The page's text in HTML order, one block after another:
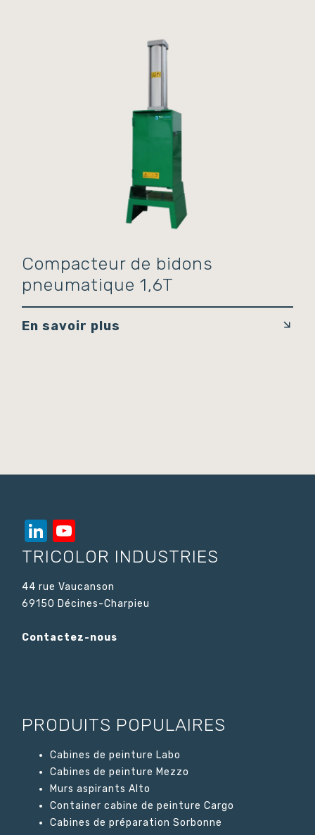
Compacteur de bidons
pneumatique 1,6T
En savoir plus
LinkedIn
Channel
TRICOLOR INDUSTRIES
44 rue Vaucanson
69150 Décines-Charpieu
Contactez-nous
PRODUITS POPULAIRES
Cabines de peinture Labo
Cabines de peinture Mezzo
Murs aspirants Alto
Container cabine de peinture Cargo
Cabines de préparation Sorbonne